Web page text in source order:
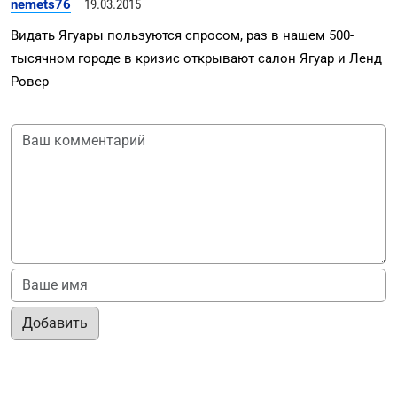
nemets76
19.03.2015
Видать Ягуары пользуются спросом, раз в нашем 500-
тысячном городе в кризис открывают салон Ягуар и Ленд
Ровер
Добавить